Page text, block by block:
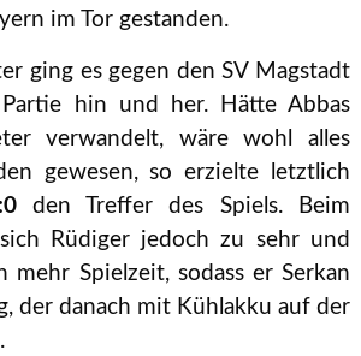
im Tor gestanden.
ging es gegen den SV Magstadt
hin und her. Hätte Abbas
verwandelt, wäre wohl alles
gewesen, so erzielte letztlich
den Treffer des Spiels. Beim
Rüdiger jedoch zu sehr und
mehr Spielzeit, sodass er Serkan
der danach mit Kühlakku auf der